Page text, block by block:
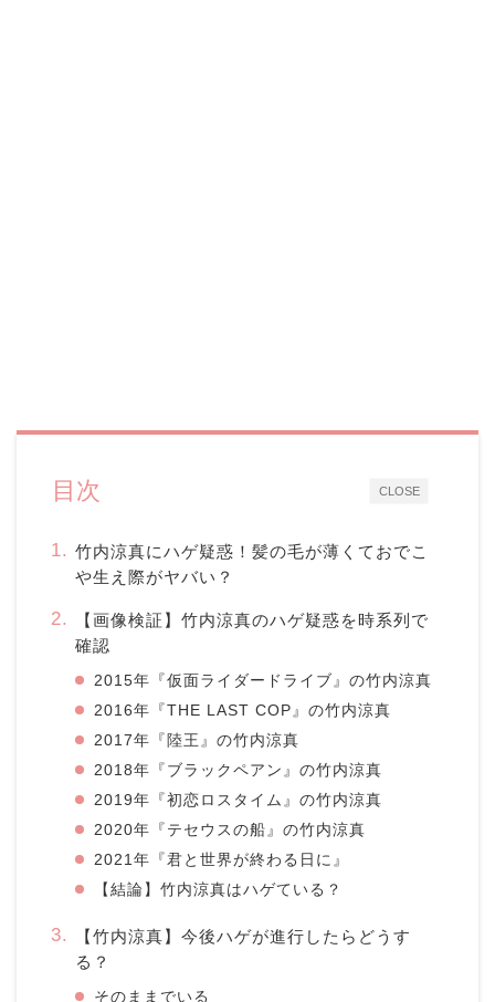
CLOSE
目次
竹内涼真にハゲ疑惑！髪の毛が薄くておでこ
や生え際がヤバい？
【画像検証】竹内涼真のハゲ疑惑を時系列で
確認
2015年『仮面ライダードライブ』の竹内涼真
2016年『THE LAST COP』の竹内涼真
2017年『陸王』の竹内涼真
2018年『ブラックペアン』の竹内涼真
2019年『初恋ロスタイム』の竹内涼真
2020年『テセウスの船』の竹内涼真
2021年『君と世界が終わる日に』
【結論】竹内涼真はハゲている？
【竹内涼真】今後ハゲが進行したらどうす
る？
そのままでいる